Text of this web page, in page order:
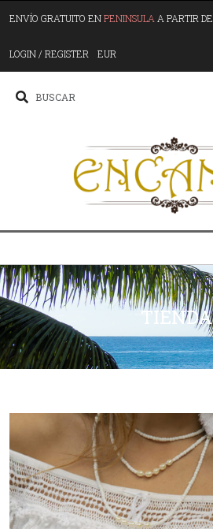
ENVÍO GRATUITO ENPENINSULA A PARTIR DE
LOGIN / REGISTER EUR
TIENDA